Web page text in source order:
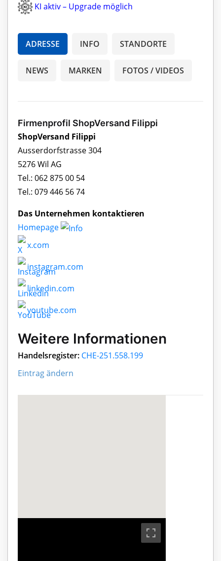
KI aktiv – Upgrade möglich
ADRESSE INFO STANDORTE
NEWS MARKEN FOTOS / VIDEOS
Firmenprofil ShopVersand Filippi
ShopVersand Filippi
Ausserdorfstrasse 304
5276 Wil AG
Tel.: 062 875 00 54
Tel.: 079 446 56 74
Das Unternehmen kontaktieren
Homepage
x.com
instagram.com
linkedin.com
youtube.com
Weitere Informationen
Handelsregister: CHE-251.558.199
Eintrag ändern